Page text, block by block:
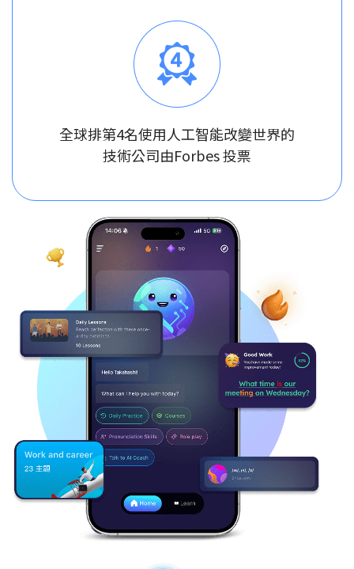
全球排第4名使用人工智能改變世界的
技術公司由Forbes 投票